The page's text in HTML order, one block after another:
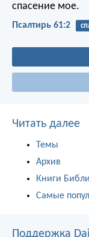
спасение мое.
Псалтирь 61:2
Читать далее
Темы
Архив
Книги
Самые
Поддержка